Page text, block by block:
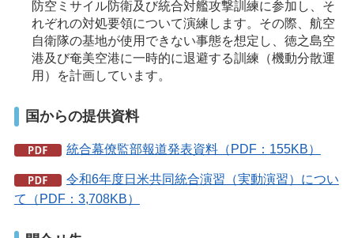
防空ミサイル防衛及び統合対艦攻撃訓練に参加し、そ
れぞれの対処要領について演練します。その際、航空
自衛隊の基地が使用できない事態を想定し、徳之島空
港及び奄美空港に一時的に退避する訓練（機動分散運
用）を計画しています。
国からの提供資料
統合幕僚監部報道発表資料（PDF：155KB）
令和6年度日米共同統合演習（実動演習）につい
て（PDF：3,708KB）